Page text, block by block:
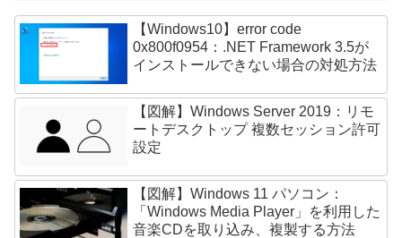
【Windows10】error code
0x800f0954：.NET Framework 3.5が
インストールできない場合の対処方法
【図解】Windows Server 2019：リモ
ートデスクトップ 複数セッション許可
設定
【図解】Windows 11 パソコン：
「Windows Media Player」を利用した
音楽CDを取り込み、複製する方法